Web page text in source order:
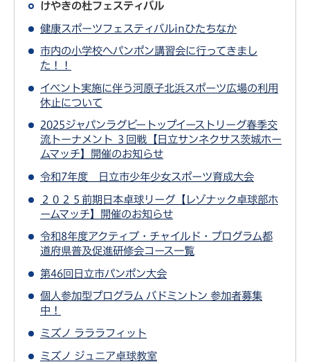
けやきの杜フェスティバル
健康スポーツフェスティバルinひたちなか
市内の小学校へパンポン講習会に行ってきまし
た！！
イベント実施に伴う河原子北浜スポーツ広場の利用
休止について
2025ジャパンラグビートップイーストリーグ春季交
流トーナメント ３回戦【日立サンネクサス茨城ホー
ムマッチ】開催のお知らせ
令和7年度 日立市少年少女スポーツ育成大会
２０２５前期日本卓球リーグ【レゾナック卓球部ホ
ームマッチ】開催のお知らせ
令和8年度アクティブ・チャイルド・プログラム都
道府県普及促進研修会コース一覧
第46回日立市パンポン大会
個人参加型プログラム バドミントン 参加者募集
中！
ミズノ ラララフィット
ミズノ ジュニア卓球教室